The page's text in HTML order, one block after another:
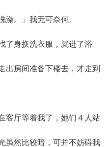
。」我无可奈何。
身换洗衣服，就进了浴
出房间准备下楼去，才走到
厅等着我了，她们４人站
虽然比较暗，可并不妨碍我